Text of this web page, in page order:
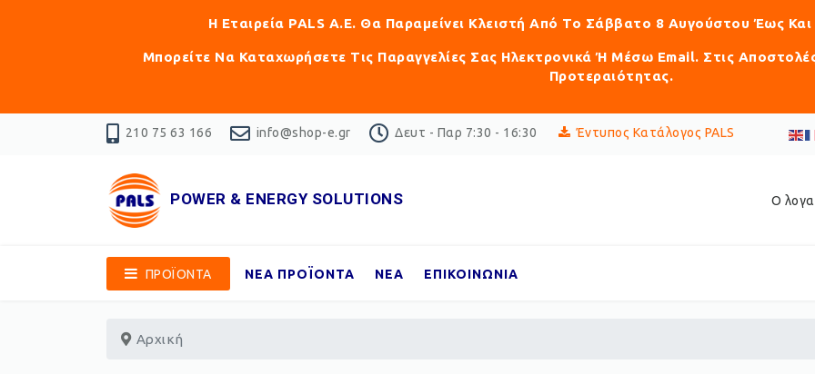
Η Εταιρεία PALS Α.Ε. Θα Παραμείνει Κλειστή Από Το Σάββατο 8 Αυγούστου Έως
Μπορείτε Να Καταχωρήσετε Τις Παραγγελίες Σας Ηλεκτρονικά Ή Μέσω Email. Στις
Προτεραιότητας.
210 75 63 166 info@shop-e.gr Δευτ - Παρ 7:30 - 16:30 Έντυπος Κατάλογος PALS
POWER & ENERGY SOLUTIONS Ο
ΠΡΟΪΟΝΤΑ ΝΕΑ ΠΡΟΪΟΝΤΑ ΝΕΑ ΕΠΙΚΟΙΝΩΝΙΑ
Αρχική